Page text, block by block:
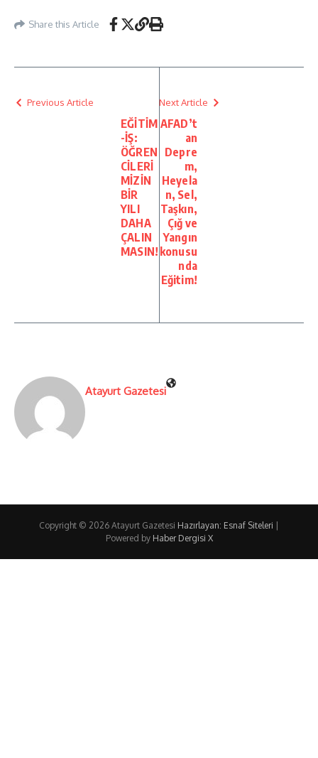
Share this Article
Previous Article
EĞİTİM
-İŞ:
ÖĞREN
CİLERİ
MİZİN
BİR
YILI
DAHA
ÇALIN
MASIN!
Next Article
AFAD’t
an
Depre
m,
Heyela
n, Sel,
Taşkın,
Çığ ve
Yangın
konusu
nda
Eğitim!
Atayurt Gazetesi
Copyright © 2026 Atayurt Gazetesi Hazırlayan: Esnaf Siteleri
Powered by Haber Dergisi X